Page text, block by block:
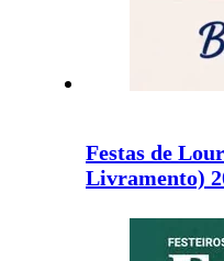
Festas de
Livramento)